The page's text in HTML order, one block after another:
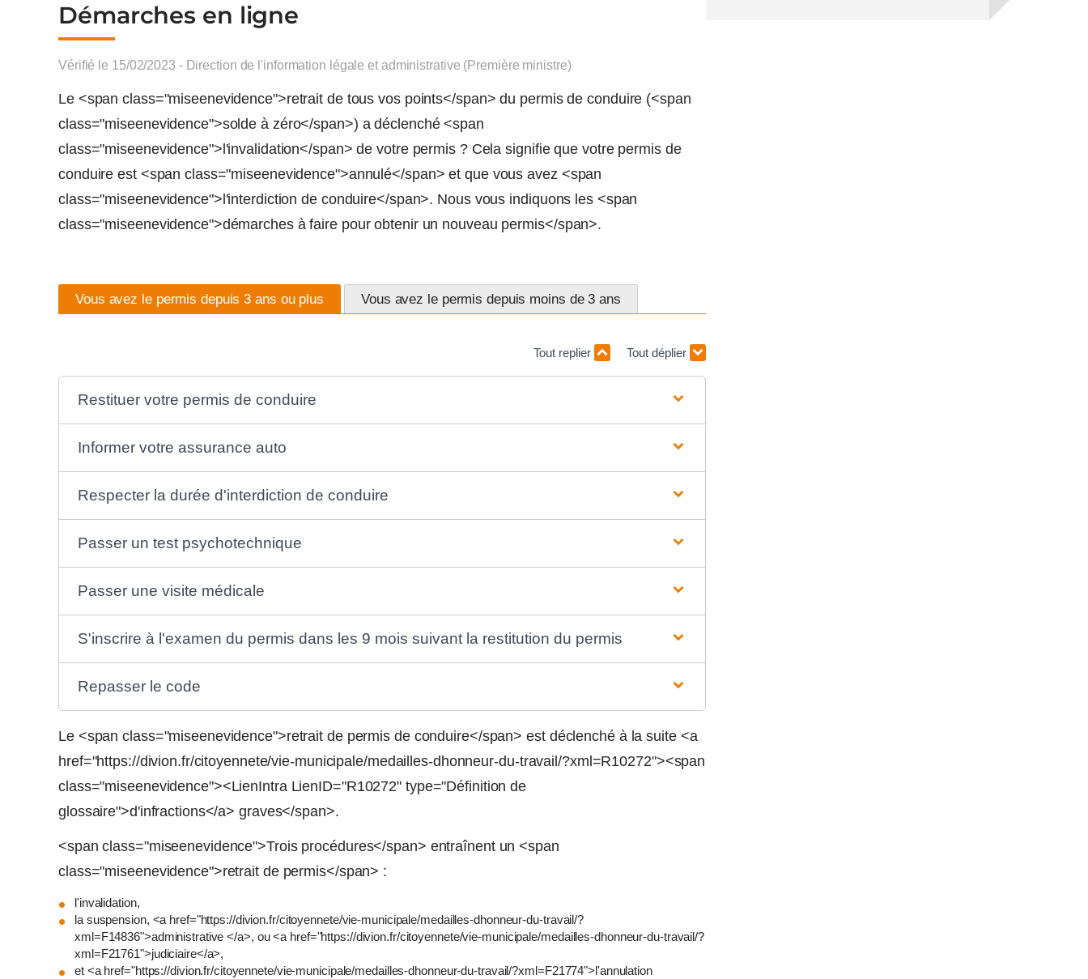
Démarches en ligne
Vérifié le 15/02/2023 - Direction de l'information légale et administrative (Première ministre)
Le <span class="miseenevidence">retrait de tous vos points</span> du permis de conduire (<span
class="miseenevidence">solde à zéro</span>) a déclenché <span
class="miseenevidence">l'invalidation</span> de votre permis ? Cela signifie que votre permis de
conduire est <span class="miseenevidence">annulé</span> et que vous avez <span
class="miseenevidence">l'interdiction de conduire</span>. Nous vous indiquons les <span
class="miseenevidence">démarches à faire pour obtenir un nouveau permis</span>.
Vous avez le permis depuis 3 ans ou plus Vous avez le permis depuis moins de 3 ans
Tout replier Tout déplier
Restituer votre permis de conduire
Informer votre assurance auto
Respecter la durée d'interdiction de conduire
Passer un test psychotechnique
Passer une visite médicale
S'inscrire à l'examen du permis dans les 9 mois suivant la restitution du permis
Repasser le code
Le <span class="miseenevidence">retrait de permis de conduire</span> est déclenché à la suite <a
href="https://divion.fr/citoyennete/vie-municipale/medailles-dhonneur-du-travail/?xml=R10272"><span
class="miseenevidence"><LienIntra LienID="R10272" type="Définition de
glossaire">d'infractions</a> graves</span>.
<span class="miseenevidence">Trois procédures</span> entraînent un <span
class="miseenevidence">retrait de permis</span> :
l'invalidation,
la suspension, <a href="https://divion.fr/citoyennete/vie-municipale/medailles-dhonneur-du-travail/?
xml=F14836">administrative </a>, ou <a href="https://divion.fr/citoyennete/vie-municipale/medailles-dhonneur-du-travail/?
xml=F21761">judiciaire</a>,
et <a href="https://divion.fr/citoyennete/vie-municipale/medailles-dhonneur-du-travail/?xml=F21774">l'annulation